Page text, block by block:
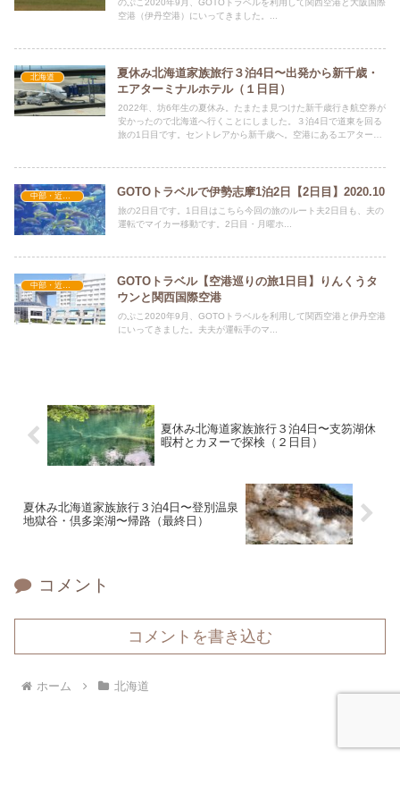
のぷこ2020年9月、GOTOトラベルを利用して関西空港と大阪国際
空港（伊丹空港）にいってきました。...
北海道
夏休み北海道家族旅行３泊4日〜出発から新千歳・
エアターミナルホテル（１日目）
2022年、坊6年生の夏休み。たまたま見つけた新千歳行き航空券が
安かったので北海道へ行くことにしました。３泊4日で道東を回る
旅の1日目です。セントレアから新千歳へ。空港にあるエアターミ
中部・近畿地方 GOTOトラベルで伊勢志摩1泊2日【2日目】2020.10
旅の2日目です。1日目はこちら今回の旅のルート夫2日目も、夫の
運転でマイカー移動です。2日目・月曜ホ...
中部・近畿地方
GOTOトラベル【空港巡りの旅1日目】りんくうタ
ウンと関西国際空港
のぷこ2020年9月、GOTOトラベルを利用して関西空港と伊丹空港
にいってきました。夫夫が運転手のマ...
夏休み北海道家族旅行３泊4日〜支笏湖休
暇村とカヌーで探検（２日目）
夏休み北海道家族旅行３泊4日〜登別温泉
地獄谷・倶多楽湖〜帰路（最終日）
コメント
コメントを書き込む
ホーム 北海道